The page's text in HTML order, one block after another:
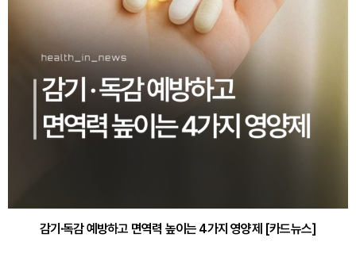
감기·독감 예방하고 면역력 높이는 4가지 영양제 [카드뉴스]